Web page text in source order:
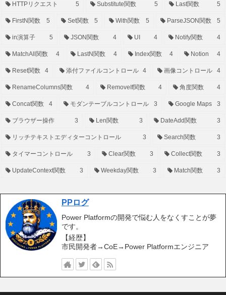
HTTPリクエスト 5 Substitute関数 5 Last関数 5
FirstN関数 5 Set関数 5 With関数 5 ParseJSON関数 5
in演算子 5 JSON関数 4 UI 4 Notify関数 4
MatchAll関数 4 LastN関数 4 Index関数 4 Notion 4
Reset関数 4 添付ファイルコントロール 4 画像コントロール 4
RenameColumns関数 4 RemoveIf関数 4 角度関数 4
Concat関数 4 モダンテーブルコントロール 3 Google Maps 3
ブラウザー操作 3 Len関数 3 DateAdd関数 3
リッチテキストエディターコントロール 3 Search関数 3
タイマーコントロール 3 Clear関数 3 Collect関数 3
UpdateContext関数 3 Weekday関数 3 Match関数 3
PPログ
Power Platformの開発で悩む人をなくすことが夢
です。
【経歴】
市民開発者→CoE→Power Platformエンジニア